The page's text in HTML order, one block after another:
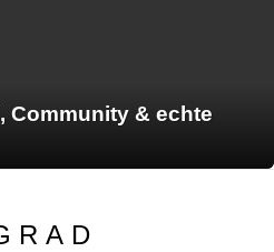
Community & echte